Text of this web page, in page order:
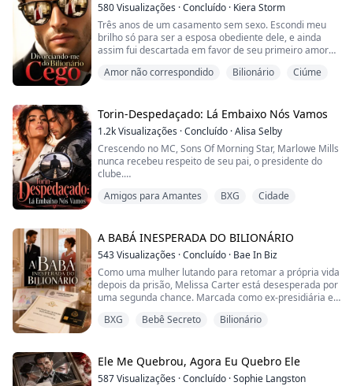
Mas, na festa, o mundo dela se despedaçou. A amante
dele — sua própria irmã mais no...
580Visualizações ·Concluído · Kiera Storm
Três anos de um casamento sem sexo. Escondi meu
brilho só para ser a esposa obediente dele, e ainda
assim fui descartada em favor de seu primeiro amor
mesa dele, achei que finalmente estava livre.
os olhos escurecidos pelo desejo contido.
“Você comprou esses brinquedos para me humilhar?
Est...
Amor não correspondido Bilionário Ciúme
Torin-Despedaçado: Lá Embaixo Nós Vamos
1.2kVisualizações ·Concluído ·Alisa Selby
Crescendo no MC, Sons Of Morning Star, Marlowe Mills
nunca recebeu respeito de seu pai, o presidente do
clube.
Tratada como apenas mais uma das garotas do
mulher que governa as garotas do estábulo com mão
de ferro. Ordenada a dançar para um cliente em uma
sala privada, ela se vê se apresentando para...
Amigos para Amantes BXG Cidade
A BABÁ INESPERADA DO BILIONÁRIO
543Visualizações ·Concluído · Bae In Biz
Como uma mulher lutando para retomar a própria vida
depois da prisão, Melissa Carter está desesperada por
uma segunda chance. Marcada como ex-presidiária e
falar de uma vaga de babá muito bem paga para a
um emprego na mansão de William....
BXG Bebê Secreto Bilionário
Ele Me Quebrou, Agora Eu Quebro Ele
587Visualizações ·Concluído ·Sophie Langston